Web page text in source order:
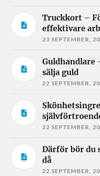
Truckkort –
effektivare
23 SEPTEMBER,
Guldhandlare
sälja guld
22 SEPTEMBER,
22 SEPTEMBER,
Därför bör du
då
22 SEPTEMBER,